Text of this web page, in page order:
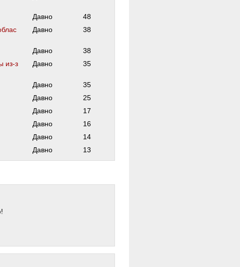
Давно
48
Давно 38
Давно
38
из-з
Давно 35
Давно
35
Давно
25
Давно
17
Давно
16
Давно
14
Давно 13